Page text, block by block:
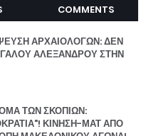
COMMENTS
ΑΡΧΑΙΟΛΟΓΩΝ: ΔΕΝ
ΑΛΕΞΑΝΔΡΟΥ ΣΤΗΝ
ΤΩΝ ΣΚΟΠΙΩΝ:
ΚΙΝΗΣΗ-ΜΑΤ ΑΠΟ